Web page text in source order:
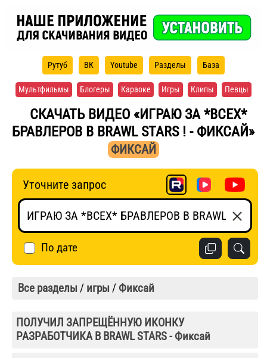
Рутуб ВК Youtube Разделы База
Мультфильмы Блогеры Караоке Игры Клипы Певцы
СКАЧАТЬ ВИДЕО «ИГРАЮ ЗА *ВСЕХ*
БРАВЛЕРОВ В BRAWL STARS ! - ФИКСАЙ»
ФИКСАЙ
Уточните запрос
По дате
Все разделы / игры / Фиксай
ПОЛУЧИЛ ЗАПРЕЩЁННУЮ ИКОНКУ
РАЗРАБОТЧИКА В BRAWL STARS - Фиксай